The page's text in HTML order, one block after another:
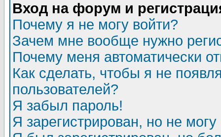
Вход на форум и
Почему я не могу войти?
Зачем мне вообще нужно
Почему меня автоматически
Как сделать, чтобы я не
пользователей?
Я забыл пароль!
Я зарегистрирован, но не могу